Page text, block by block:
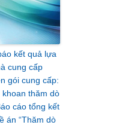
kết quả lựa
cung cấp
gói cung cấp:
khoan thăm dò
cáo tổng kết
án “Thăm dò